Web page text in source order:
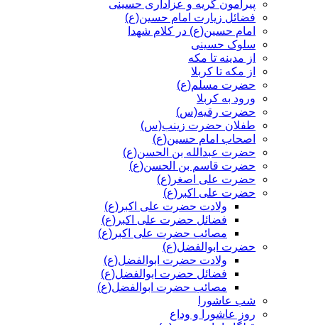
پیرامون گریه و عزاداری حسینی
فضائل زیارت امام حسین(ع)
امام حسین(ع) در کلام شهدا
سلوک حسینی
از مدینه تا مکه
از مکه تا کربلا
حضرت مسلم(ع)
ورود به کربلا
حضرت رقیه(س)
طفلان حضرت زینب(س)
اصحاب امام حسین(ع)
حضرت عبدالله بن الحسن(ع)
حضرت قاسم بن الحسن(ع)
حضرت علی اصغر(ع)
حضرت علی اکبر(ع)
ولادت حضرت علی اکبر(ع)
فضائل حضرت علی اکبر(ع)
مصائب حضرت علی اکبر(ع)
حضرت ابوالفضل(ع)
ولادت حضرت ابوالفضل(ع)
فضائل حضرت ابوالفضل(ع)
مصائب حضرت ابوالفضل(ع)
شب عاشورا
روز عاشورا و وداع